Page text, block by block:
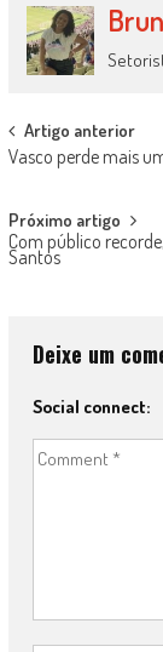
Post
navigation
Artigo anterior
Vasco perde mais
Próximo artigo
Com público
Santos
Deixe um
Social connect: